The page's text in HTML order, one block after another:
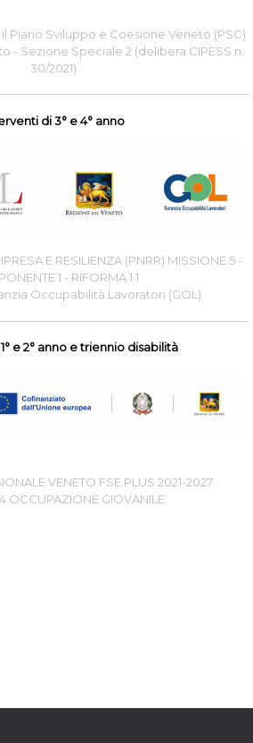
Piano Sviluppo e Coesione Veneto (PSC)
- Sezione Speciale 2 (delibera CIPESS n.
30/2021)
di 3° e 4° anno
E RESILIENZA (PNRR) MISSIONE 5 -
1 - RIFORMA 1.1
Occupabilità Lavoratori (GOL)
e 2° anno e triennio disabilità
VENETO FSE PLUS 2021-2027
OCCUPAZIONE GIOVANILE